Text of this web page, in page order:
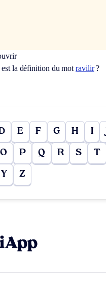
est la définition du motravilir?
E F G H I
O P Q R S T
Y Z